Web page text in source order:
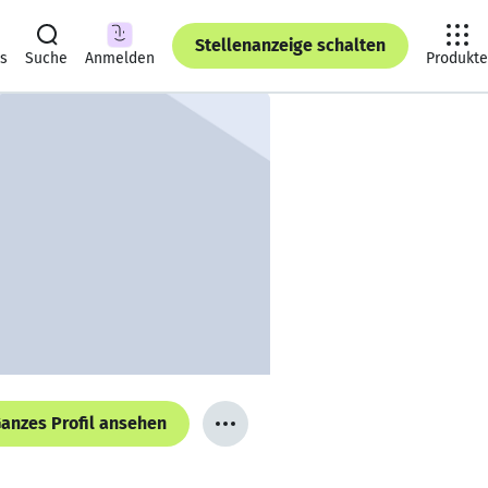
Suche Anmelden
Stellenanzeige schalten
Produkte
Profil ansehen